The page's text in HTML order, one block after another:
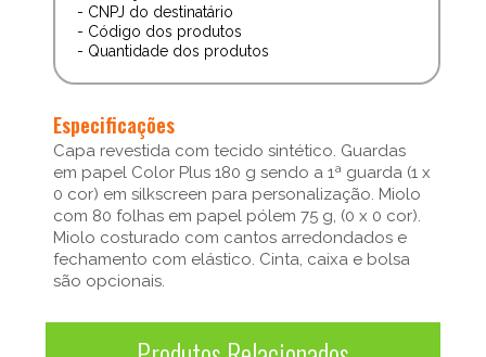
- CNPJ do destinatário
- Código dos produtos
- Quantidade dos produtos
Especificações
Capa revestida com tecido sintético. Guardas
em papel Color Plus 180 g sendo a 1ª guarda (1 x
0 cor) em silkscreen para personalização. Miolo
com 80 folhas em papel pólem 75 g, (0 x 0 cor).
Miolo costurado com cantos arredondados e
fechamento com elástico. Cinta, caixa e bolsa
são opcionais.